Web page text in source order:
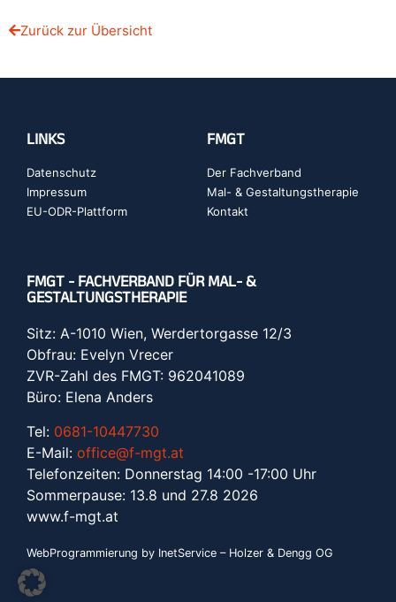
Zurück zur Übersicht
LINKS
Datenschutz
Impressum
EU-ODR-Plattform
FMGT
Der Fachverband
Mal- & Gestaltungstherapie
Kontakt
FMGT - FACHVERBAND FÜR MAL- &
GESTALTUNGSTHERAPIE
Sitz: A-1010 Wien, Werdertorgasse 12/3
Obfrau: Evelyn Vrecer
ZVR-Zahl des FMGT: 962041089
Büro: Elena Anders
Tel: 0681-10447730
E-Mail: office@f-mgt.at
Telefonzeiten: Donnerstag 14:00 -17:00 Uhr
Sommerpause: 13.8 und 27.8 2026
www.f-mgt.at
WebProgrammierung by InetService – Holzer & Dengg OG